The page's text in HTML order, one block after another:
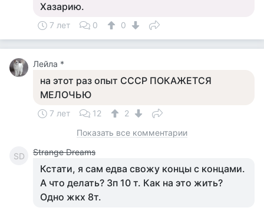
Хазарию.
7 лет 0 0
Лейла *
на этот раз опыт СССР ПОКАЖЕТСЯ
МЕЛОЧЬЮ
7 лет 12
2
Показать все комментарии
SD Strange Dreams
Кстати, я сам едва свожу концы с концами.
А что делать? Зп 10 т. Как на это жить?
Одно жкх 8т.